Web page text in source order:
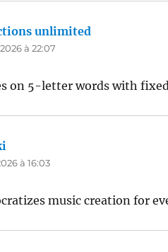
unlimited
à 22:07
on 5-letter words with
à 16:03
music creation for